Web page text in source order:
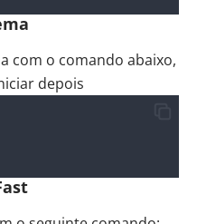
com o comando abaixo,
depois